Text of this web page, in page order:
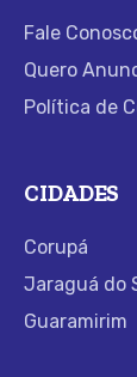
Fale
Quero
Política de
CIDADES
Corupá
Jaraguá do
Guaramirim